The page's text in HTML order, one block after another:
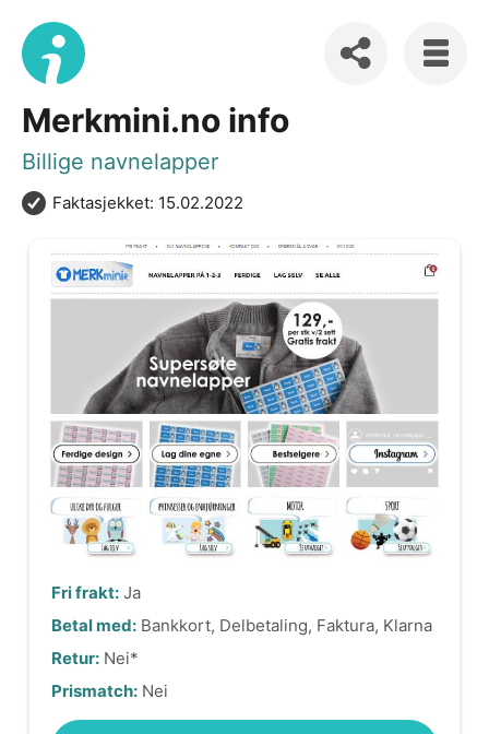
Merkmini.no info
Billige navnelapper
Faktasjekket: 15.02.2022
Fri frakt: Ja
Betal med: Bankkort, Delbetaling, Faktura, Klarna
Retur: Nei*
Prismatch: Nei